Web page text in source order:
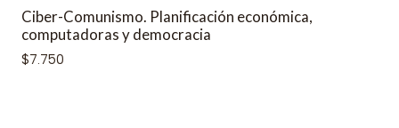
Ciber-Comunismo. Planificación económica,
computadoras y democracia
$7.750